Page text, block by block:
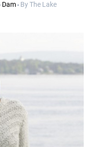
Dam By The Lake